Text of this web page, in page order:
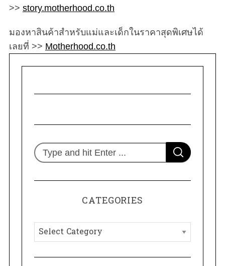
>> story.motherhood.co.th
มองหาสินค้าสำหรับแม่และเด็กในราคาสุดพิเศษได้
เลยที่ >> Motherhood.co.th
S
e
r
S
E
C
CATEGORIES
C
a
t